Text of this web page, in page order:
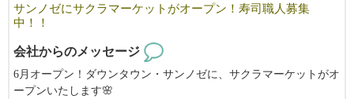
す。」（笑）
当社ブランドで働​く店舗管理者の平均年収は約1​,402万円（日本人
スタッフ平均月給​116.9万円）。
​※為替レート $1=¥158 （2026年3月換算）
サンノゼにサクラマーケットがオープン！寿司職人募集
中！！
会社からのメッセージ
6月オープン！ダウンタウン・サンノゼに、サクラマーケットがオ
ープンいたします🌸